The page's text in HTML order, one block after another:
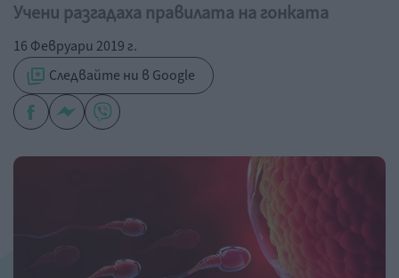
Учени разгадаха правилата на гонката
16 Февруари 2019 г.
Следвайте ни в Google